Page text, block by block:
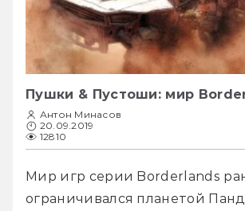
Пушки & Пустоши: мир
Антон Минасов
20.09.2019
12810
Мир игр серии Borderlands
ограничивался планетой